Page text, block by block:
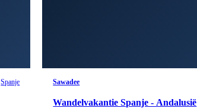
Spanje Sawadee
Wandelvakantie Spanje - Andalusië